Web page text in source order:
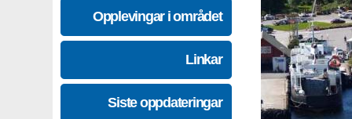
Opplevingar i området
Linkar
Siste oppdateringar